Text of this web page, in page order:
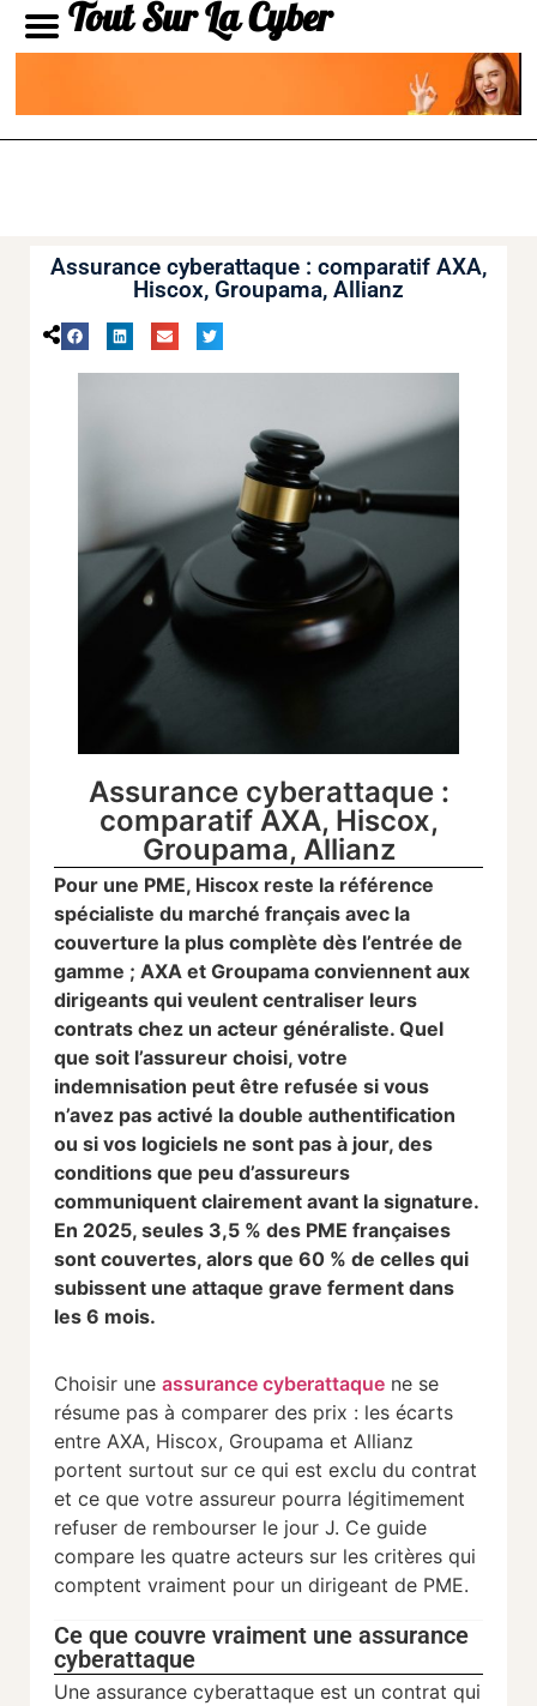
Tout Sur La Cyber
Assurance cyberattaque : comparatif AXA,
Hiscox, Groupama, Allianz
Assurance cyberattaque :
comparatif AXA, Hiscox,
Groupama, Allianz
Pour une PME, Hiscox reste la référence
spécialiste du marché français avec la
couverture la plus complète dès l’entrée de
gamme ; AXA et Groupama conviennent aux
dirigeants qui veulent centraliser leurs
contrats chez un acteur généraliste. Quel
que soit l’assureur choisi, votre
indemnisation peut être refusée si vous
n’avez pas activé la double authentification
ou si vos logiciels ne sont pas à jour, des
conditions que peu d’assureurs
communiquent clairement avant la signature.
En 2025, seules 3,5 % des PME françaises
sont couvertes, alors que 60 % de celles qui
subissent une attaque grave ferment dans
les 6 mois.
Choisir une assurance cyberattaque ne se
résume pas à comparer des prix : les écarts
entre AXA, Hiscox, Groupama et Allianz
portent surtout sur ce qui est exclu du contrat
et ce que votre assureur pourra légitimement
refuser de rembourser le jour J. Ce guide
compare les quatre acteurs sur les critères qui
comptent vraiment pour un dirigeant de PME.
Ce que couvre vraiment une assurance
cyberattaque
Une assurance cyberattaque est un contrat qui